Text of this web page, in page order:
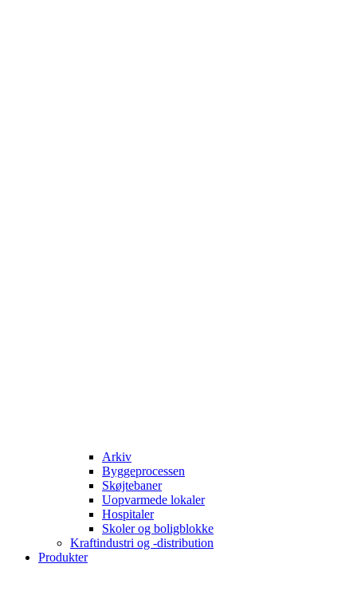
Arkiv
Byggeprocessen
Skøjtebaner
Uopvarmede lokaler
Hospitaler
Skoler og boligblokke
Kraftindustri og -distribution
Produkter